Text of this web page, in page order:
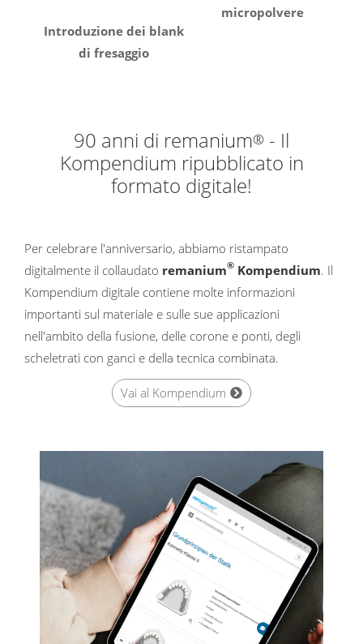
Introduzione dei blank
di fresaggio
micropolvere
90 anni di remanium® - Il
Kompendium ripubblicato in
formato digitale!
Per celebrare l'anniversario, abbiamo ristampato
digitalmente il collaudato remanium® Kompendium. Il
Kompendium digitale contiene molte informazioni
importanti sul materiale e sulle sue applicazioni
nell'ambito della fusione, delle corone e ponti, degli
scheletrati con ganci e della tecnica combinata.
Vai al Kompendium